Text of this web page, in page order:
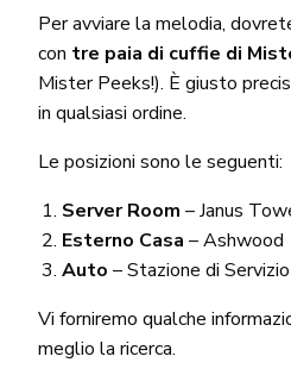
Per avviare la melodia,
con tre paia di cuffie di
Mister Peeks!). È giusto
in qualsiasi ordine.
Le posizioni sono le seguenti:
Server Room – Janus
Esterno Casa – Ashwood
Auto – Stazione di
Vi forniremo qualche
meglio la ricerca.